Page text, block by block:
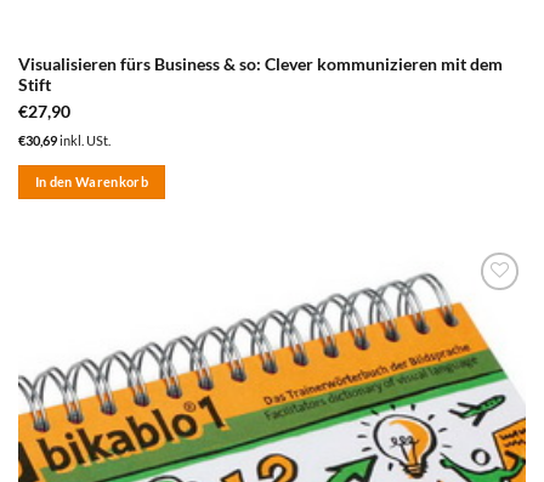
Visualisieren fürs Business & so: Clever kommunizieren mit dem
Stift
€27,90
€30,69inkl. USt.
In den Warenkorb
Merkzettel
hinzufügen